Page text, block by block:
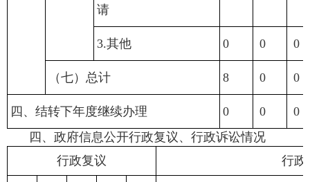
请
3.其他 0 0 0
（七）总计 8 0 0
四、结转下年度继续办理 0 0
0
四、政府信息公开行政复议、行政诉讼情况
行政复议
行政